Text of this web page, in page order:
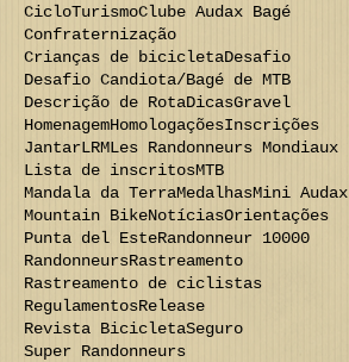
CicloTurismoClube Audax Bagé
Confraternização
Crianças de bicicletaDesafio
Desafio Candiota/Bagé de MTB
Descrição de RotaDicasGravel
HomenagemHomologaçõesInscrições
JantarLRMLes Randonneurs Mondiaux
Lista de inscritosMTB
Mandala da TerraMedalhasMini Audax
Mountain BikeNotíciasOrientações
Punta del EsteRandonneur 10000
RandonneursRastreamento
Rastreamento de ciclistas
RegulamentosRelease
Revista BicicletaSeguro
Super Randonneurs